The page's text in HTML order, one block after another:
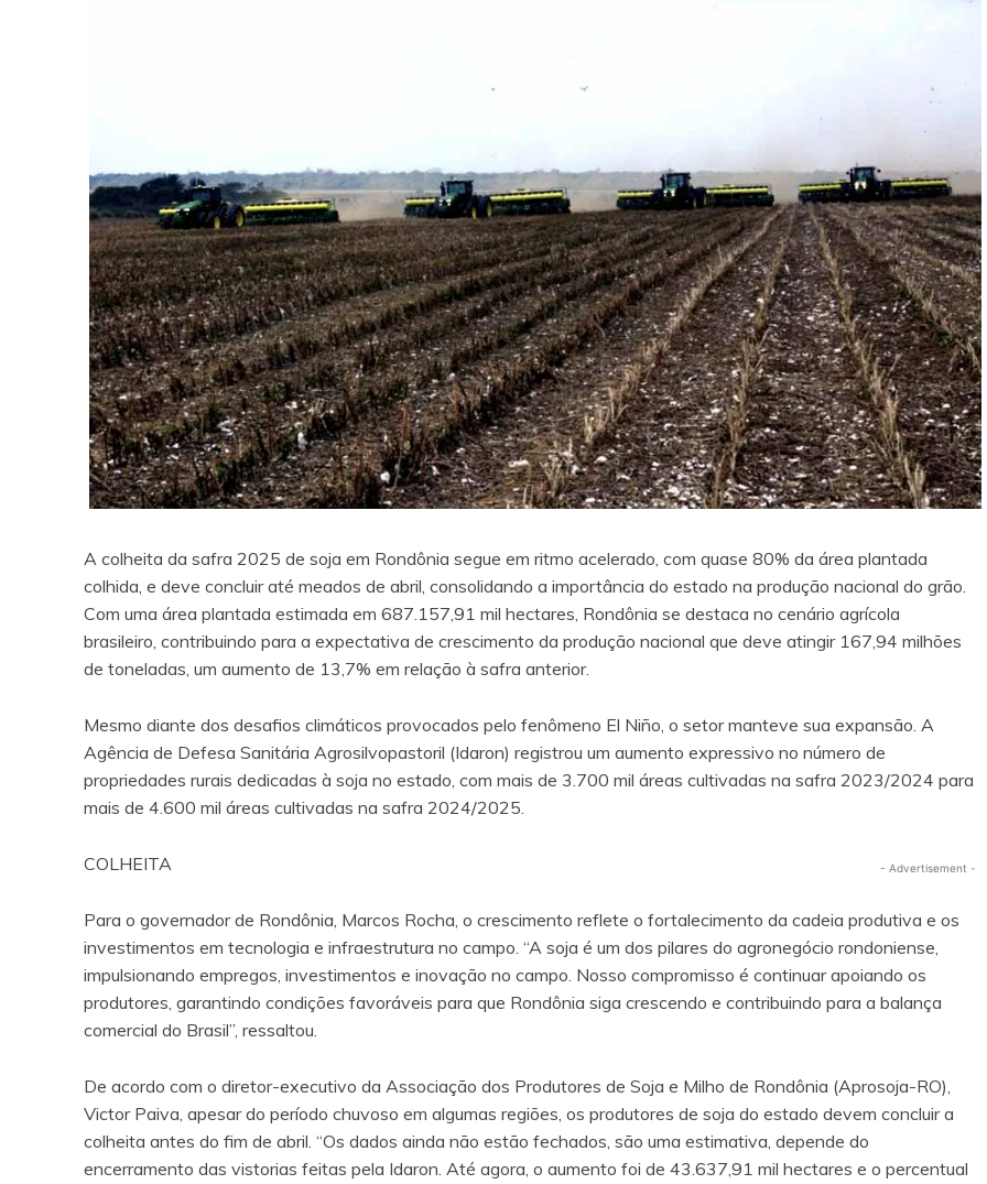
A colheita da safra 2025 de soja em Rondônia segue em ritmo acelerado, com quase 80% da área plantada
colhida, e deve concluir até meados de abril, consolidando a importância do estado na produção nacional do grão.
Com uma área plantada estimada em 687.157,91 mil hectares, Rondônia se destaca no cenário agrícola
brasileiro, contribuindo para a expectativa de crescimento da produção nacional que deve atingir 167,94 milhões
de toneladas, um aumento de 13,7% em relação à safra anterior.
Mesmo diante dos desafios climáticos provocados pelo fenômeno El Niño, o setor manteve sua expansão. A
Agência de Defesa Sanitária Agrosilvopastoril (Idaron) registrou um aumento expressivo no número de
propriedades rurais dedicadas à soja no estado, com mais de 3.700 mil áreas cultivadas na safra 2023/2024 para
mais de 4.600 mil áreas cultivadas na safra 2024/2025.
- Advertisement -
COLHEITA
Para o governador de Rondônia, Marcos Rocha, o crescimento reflete o fortalecimento da cadeia produtiva e os
investimentos em tecnologia e infraestrutura no campo. “A soja é um dos pilares do agronegócio rondoniense,
impulsionando empregos, investimentos e inovação no campo. Nosso compromisso é continuar apoiando os
produtores, garantindo condições favoráveis para que Rondônia siga crescendo e contribuindo para a balança
comercial do Brasil”, ressaltou.
De acordo com o diretor-executivo da Associação dos Produtores de Soja e Milho de Rondônia (Aprosoja-RO),
Victor Paiva, apesar do período chuvoso em algumas regiões, os produtores de soja do estado devem concluir a
colheita antes do fim de abril. “Os dados ainda não estão fechados, são uma estimativa, depende do
encerramento das vistorias feitas pela Idaron. Até agora, o aumento foi de 43.637,91 mil hectares e o percentual